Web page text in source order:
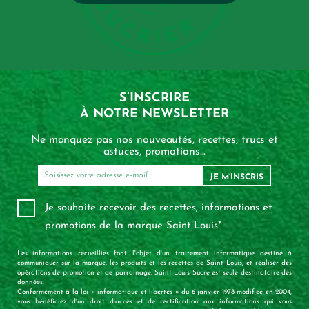
S’INSCRIRE
À NOTRE NEWSLETTER
Ne manquez pas nos nouveautés, recettes, trucs et
astuces, promotions...
JE M’INSCRIS
Je souhaite recevoir des recettes, informations et
promotions de la marque Saint Louis*
Les informations recueillies font l'objet d'un traitement informatique destiné à
communiquer sur la marque, les produits et les recettes de Saint Louis, et réaliser des
opérations de promotion et de parrainage. Saint Louis Sucre est seule destinataire des
données.
Conformément à la loi « informatique et libertés » du 6 janvier 1978 modifiée en 2004,
vous bénéficiez d'un droit d'accès et de rectification aux informations qui vous